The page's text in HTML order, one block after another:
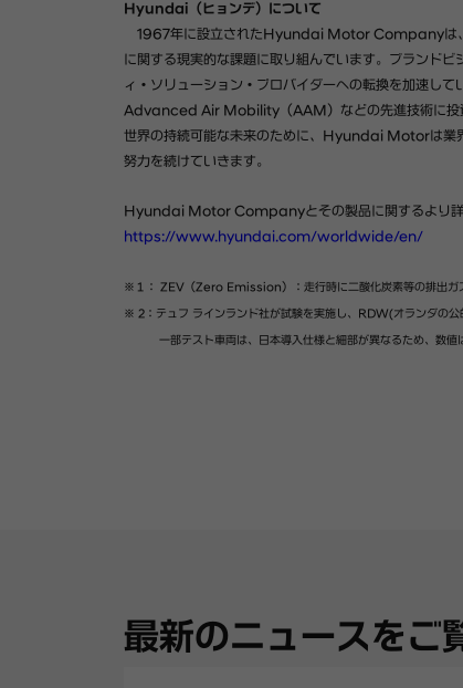
Hyundai （ヒョンデ）について
1967年に設立された Hyundai Motor Company は
に関する現実的な課題に取り組んでいます。ブランドビ
ィ・ソリューション・プロバイダーへの転換を加速して
Advanced Air Mobility （AAM ）などの先進技術に
世界の持続可能な未来のために、
Hyundai Motor は業
努力を続けていきます。
Hyundai Motor Companyとその製品に関するより
https://www.hyundai.com/worldwide/en/
※ １ ： ZEV （Zero Emission）：走行時に⼆酸化炭素等の排出
※ 2 ： テュフ ラインランド社が試験を実施し、 RDW(オランダの公
一部テスト車両は、日本導入仕様と細部が異なるため、数値
最新のニュースをご